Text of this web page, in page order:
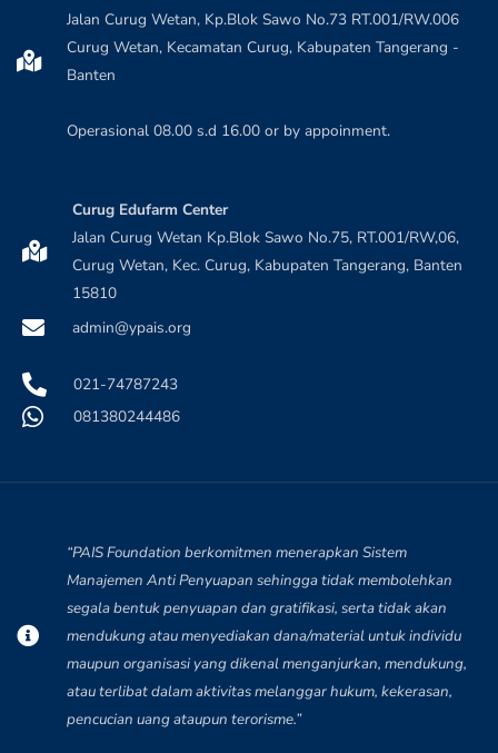
Jalan Curug Wetan, Kp.Blok Sawo No.73 RT.001/RW.006
Curug Wetan, Kecamatan Curug, Kabupaten Tangerang -
Banten
Operasional 08.00 s.d 16.00 or by appoinment.
Curug Edufarm Center
Jalan Curug Wetan Kp.Blok Sawo No.75, RT.001/RW,06,
Curug Wetan, Kec. Curug, Kabupaten Tangerang, Banten
15810
admin@ypais.org
021-74787243
081380244486
“PAIS Foundation berkomitmen menerapkan Sistem
Manajemen Anti Penyuapan sehingga tidak membolehkan
segala bentuk penyuapan dan gratifikasi, serta tidak akan
mendukung atau menyediakan dana/material untuk individu
maupun organisasi yang dikenal menganjurkan, mendukung,
atau terlibat dalam aktivitas melanggar hukum, kekerasan,
pencucian uang ataupun terorisme.”